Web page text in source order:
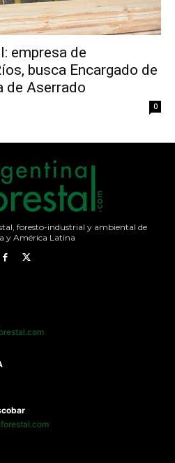
empresa de
busca Encargado de
de Aserrado
0
foresto-industrial y ambiental de
y América Latina